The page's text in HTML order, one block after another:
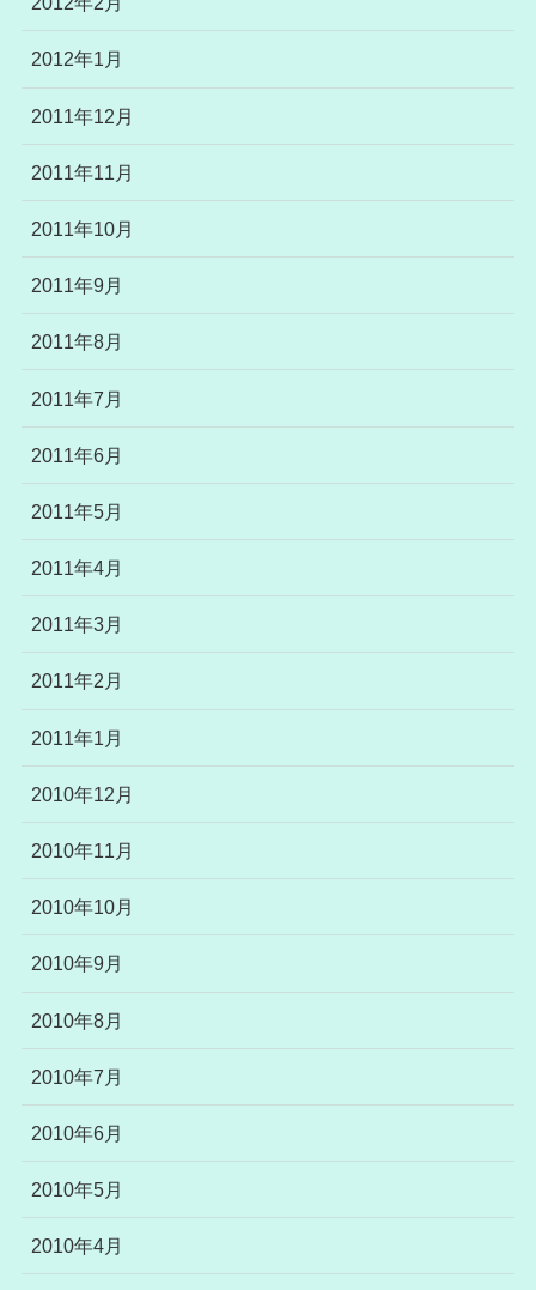
2012年1月
2011年12月
2011年11月
2011年10月
2011年9月
2011年8月
2011年7月
2011年6月
2011年5月
2011年4月
2011年3月
2011年2月
2011年1月
2010年12月
2010年11月
2010年10月
2010年9月
2010年8月
2010年7月
2010年6月
2010年5月
2010年4月